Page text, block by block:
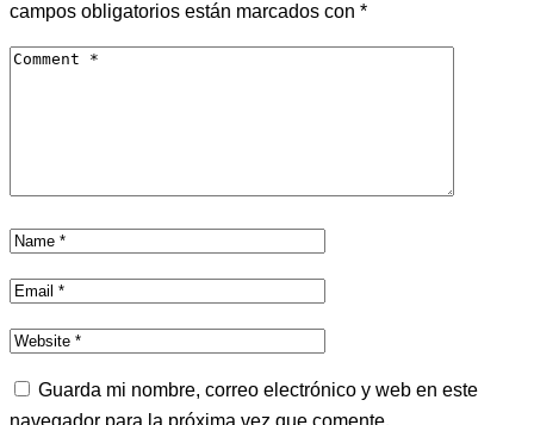
campos obligatorios están marcados con *
Guarda mi nombre, correo electrónico y web en este